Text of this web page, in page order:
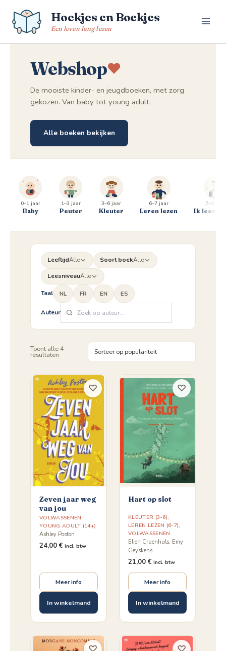
naar
Hoekjes en Boekjes
Een leven lang lezen
Webshop
De mooiste kinder- en jeugdboeken, met zorg
gekozen. Van baby tot young adult.
Alle boeken bekijken
0–1 jaar
Baby
1–3 jaar
Peuter
3–6 jaar
Kleuter
6–7 jaar
Leren lezen
7–9 jaar
Ik lees al
LeeftijdAlle Soort boekAlle
LeesniveauAlle
Taal NL FR EN ES
Auteur
Toont alle 4
resultaten
Zeven jaar weg
van jou
VOLWASSENEN,
YOUNG ADULT (14+)
Ashley Poston
24,00 € incl. btw
Meer info
In winkelmand
♡
Hart op slot
KLEUTER (3-6),
LEREN LEZEN (6-7),
VOLWASSENEN
Elien Craenhals, Emy
Geyskens
21,00 € incl. btw
Meer info
In winkelmand
♡